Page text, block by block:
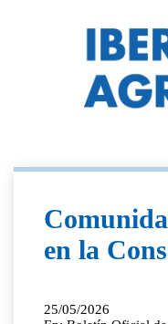
en la
25/05/2026